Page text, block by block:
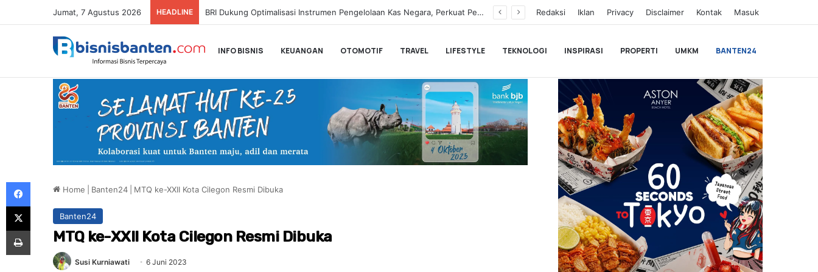
Jumat, 7 Agustus 2026 HEADLINE Hampir Sentuh 70.000 Pengguna, Polytron Optimis Sambut Ajang GIIAS 2026 dengan Respon Positif Redaksi Iklan Privacy Disclaimer Kontak Masuk
INFO BISNIS KEUANGAN OTOMOTIF TRAVEL LIFESTYLE TEKNOLOGI INSPIRASI PROPERTI UMKM BANTEN24
Home Banten24 MTQ ke-XXII Kota Cilegon Resmi Dibuka
Banten24
MTQ ke-XXII Kota Cilegon Resmi Dibuka
Susi Kurniawati 6 Juni 2023